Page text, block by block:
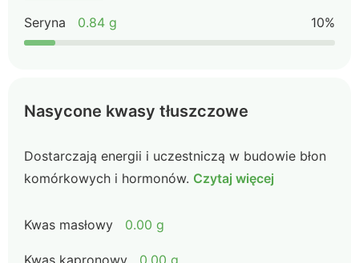
Seryna 0.84 g 10%
Nasycone kwasy tłuszczowe
Dostarczają energii i uczestniczą w budowie błon
komórkowych i hormonów. Czytaj więcej
Kwas masłowy 0.00 g
Kwas kapronowy 0.00 g